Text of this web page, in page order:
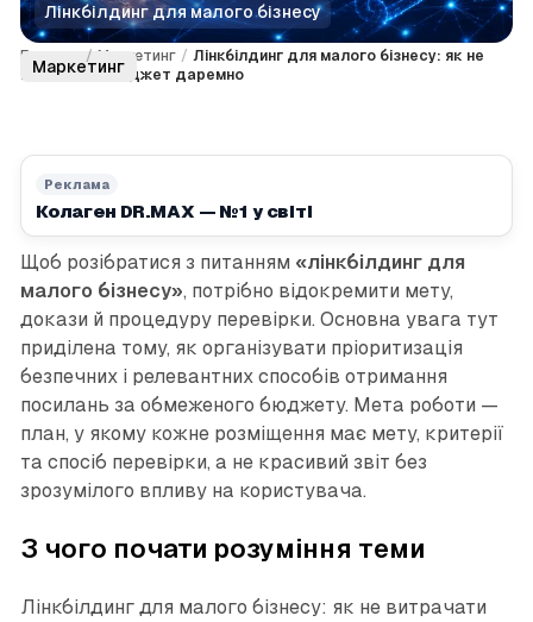
Лінкбілдинг для малого бізнесу
Головна / Маркетинг / Лінкбілдинг для малого бізнесу: як не
витрачати бюджет даремно
Реклама
Колаген DR.MAX — №1 у світі
Маркетинг
Щоб розібратися з питанням «лінкбілдинг для
малого бізнесу», потрібно відокремити мету,
докази й процедуру перевірки. Основна увага тут
приділена тому, як організувати пріоритизація
безпечних і релевантних способів отримання
посилань за обмеженого бюджету. Мета роботи —
план, у якому кожне розміщення має мету, критерії
та спосіб перевірки, а не красивий звіт без
зрозумілого впливу на користувача.
З чого почати розуміння теми
Лінкбілдинг для малого бізнесу: як не витрачати